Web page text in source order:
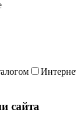
сайта